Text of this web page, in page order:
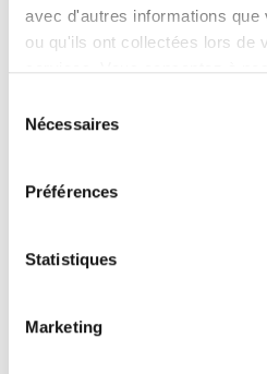
avec d'autres informations que
ou qu'ils ont collectées lors de
Nécessaires
Préférences
Statistiques
Marketing